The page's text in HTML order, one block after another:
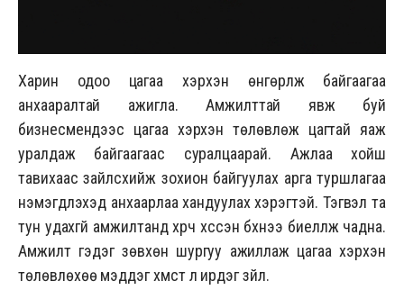
Харин одоо цагаа хэрхэн өнгөрүүлж байгаагаа
анхааралтай ажигла. Амжилттай явж буй
бизнесменүүдээс цагаа хэрхэн төлөвлөж цагтай яаж
уралдаж байгаагаас суралцаарай. Ажлаа хойш
тавихаас зайлсхийж зохион байгуулах арга туршлагаа
нэмэгдүүлэхэд анхаарлаа хандуулах хэрэгтэй. Тэгвэл та
тун удахгүй амжилтанд хүрч хүссэн бүхнээ биелүүлж чадна.
Амжилт гэдэг зөвхөн шургуу ажиллаж цагаа хэрхэн
төлөвлөхөө мэддэг хүмүүст л ирдэг зүйл.